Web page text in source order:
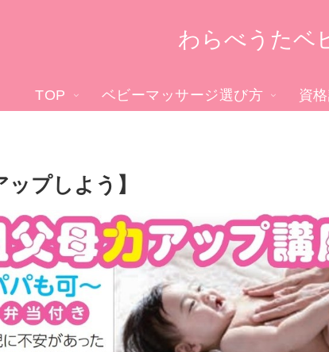
わらべうたベ
TOP ベビーマッサージ選び方 資
ップしよう】